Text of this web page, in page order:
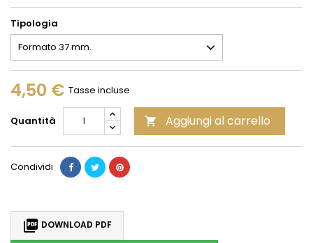
Tipologia
4,50 € Tasse incluse
Quantità  Aggiungi al carrello
Condividi
 DOWNLOAD PDF